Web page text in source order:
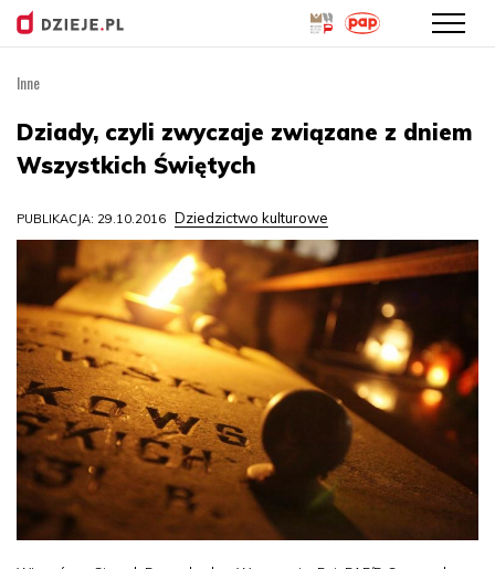
treści
Inne
Dziady, czyli zwyczaje związane z dniem
Wszystkich Świętych
PUBLIKACJA: 29.10.2016 Dziedzictwo kulturowe